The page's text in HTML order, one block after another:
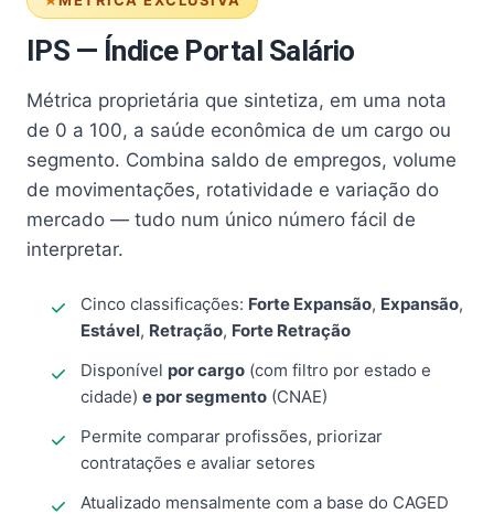
IPS — Índice Portal Salário
Métrica proprietária que sintetiza, em uma nota
de 0 a 100, a saúde econômica de um cargo ou
segmento. Combina saldo de empregos, volume
de movimentações, rotatividade e variação do
mercado — tudo num único número fácil de
interpretar.
Cinco classificações: Forte Expansão, Expansão,
Estável, Retração, Forte Retração
Disponível por cargo (com filtro por estado e
cidade) e por segmento (CNAE)
Permite comparar profissões, priorizar
contratações e avaliar setores
Atualizado mensalmente com a base do CAGED